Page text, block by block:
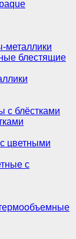
металлики
блестящие
с блёстками
цветными
с